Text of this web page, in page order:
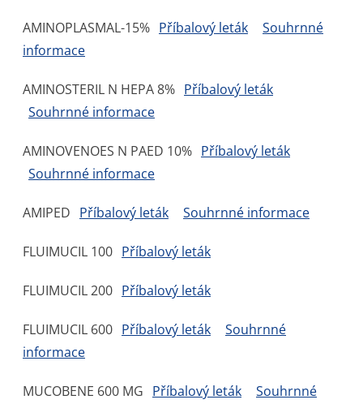
AMINOPLASMAL-15% Příbalový leták
Souhrnné
informace
AMINOSTERIL N HEPA 8% Příbalový leták
Souhrnné informace
AMINOVENOES N PAED 10% Příbalový leták
Souhrnné informace
AMIPED Příbalový leták Souhrnné informace
FLUIMUCIL 100 Příbalový leták
FLUIMUCIL 200 Příbalový leták
FLUIMUCIL 600 Příbalový leták
Souhrnné
informace
MUCOBENE 600 MG Příbalový leták
Souhrnné